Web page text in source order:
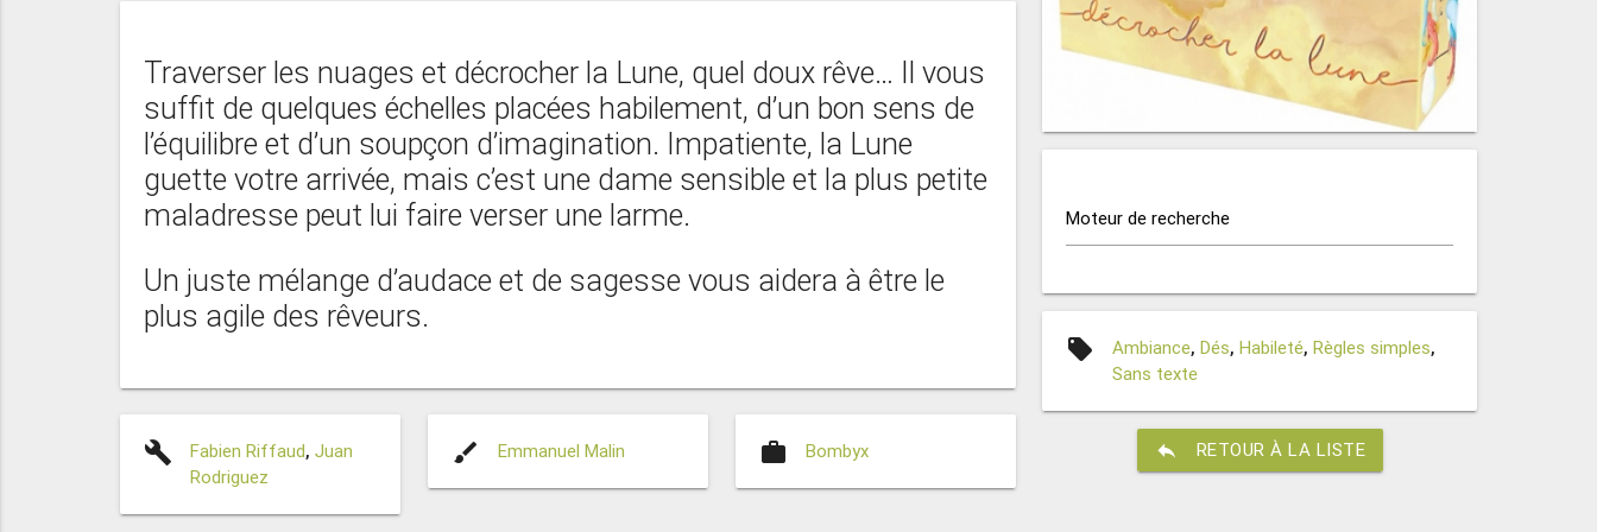
Traverser les nuages et décrocher la Lune, quel doux rêve… Il vous
suffit de quelques échelles placées habilement, d’un bon sens de
l’équilibre et d’un soupçon d’imagination. Impatiente, la Lune
guette votre arrivée, mais c’est une dame sensible et la plus petite
maladresse peut lui faire verser une larme.
Un juste mélange d’audace et de sagesse vous aidera à être le
plus agile des rêveurs.
build Fabien Riffaud, Juan
Rodriguez
brush Emmanuel Malin work Bombyx
Moteur de recherche
local_offer Ambiance,Dés,Habileté,Règles simples,
Sans texte
reply RETOUR À LA LISTE